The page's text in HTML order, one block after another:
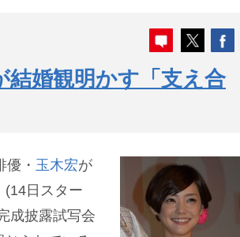
結婚観明かす「支え合
・ 玉木宏が
(14日スター
成披露試写会